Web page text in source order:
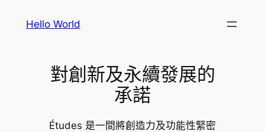
Hello World
對創新及永續發展的
承諾
Études 是一間將創造力及功能性緊密